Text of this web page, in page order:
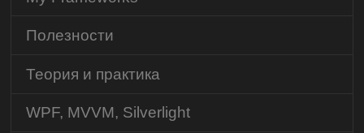
Полезности
Теория и практика
WPF, MVVM, Silverlight